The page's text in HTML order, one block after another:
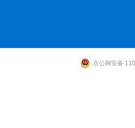
京公网安备